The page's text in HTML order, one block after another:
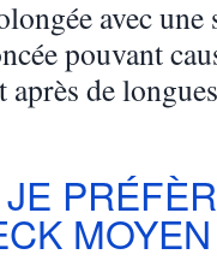
avec une
pouvant
de
MOYEN